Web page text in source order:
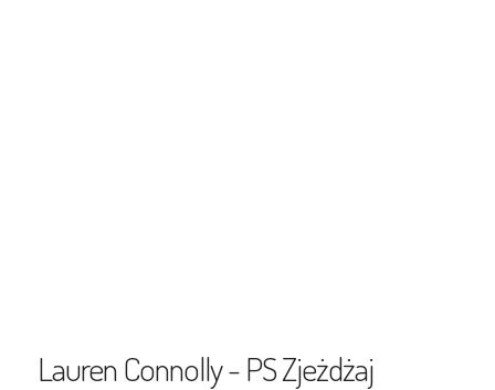
Lauren Connolly - PS Zjeżdżaj